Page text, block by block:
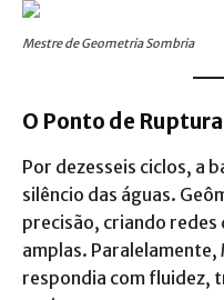
Mestre de Geometria Sombria
O Ponto de Ruptura
Por dezesseis ciclos, a
silêncio das águas.
precisão, criando redes
amplas.
respondia com fluidez,